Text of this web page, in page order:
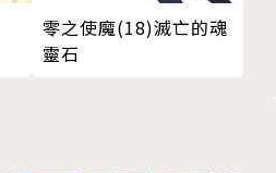
零之使魔(18)滅亡的魂
靈石